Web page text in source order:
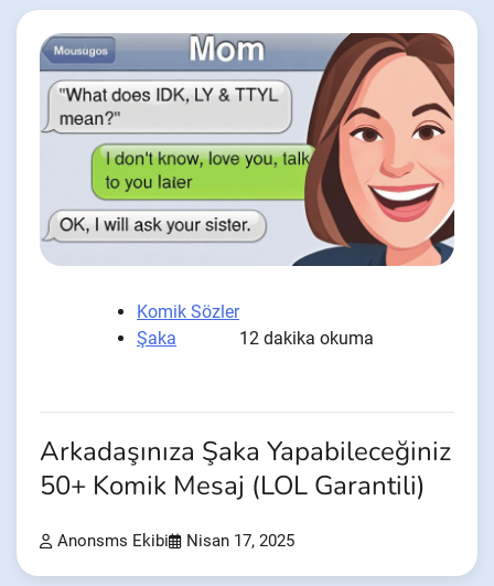
Komik Sözler
Şaka
12 dakika okuma
Arkadaşınıza Şaka Yapabileceğiniz
50+ Komik Mesaj (LOL Garantili)
Anonsms Ekibi Nisan 17, 2025